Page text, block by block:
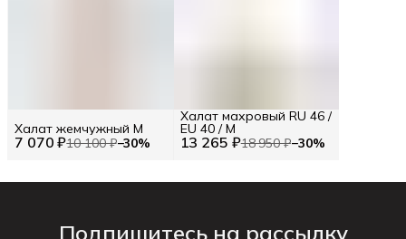
7 070 ₽10 100 ₽−30%
Халат жемчужный M
13 265 ₽18 950 ₽−30%
Халат махровый RU 46 /
EU 40 / M
Подпишитесь на рассылку